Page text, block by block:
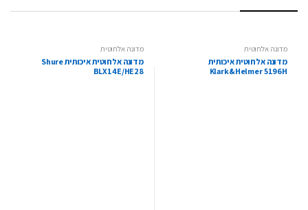
מדונה אלחוטית
מדונה אלחוטית איכותית
Klark&Helmer 5196H
מדונה אלחוטית
מדונה אלחוטית איכותית Shure
BLX14E/HE28